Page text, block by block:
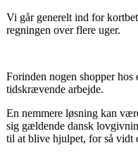
Vi går generelt ind for
regningen over flere uger.
Forinden nogen shopper
tidskrævende arbejde.
En nemmere løsning kan
sig gældende dansk
til at blive hjulpet, for så vidt